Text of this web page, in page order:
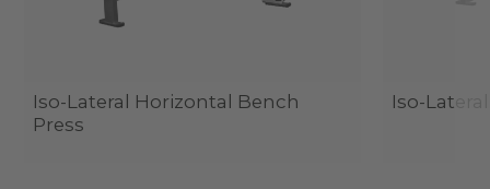
Iso-Lateral Horizontal Bench
Press
Iso-